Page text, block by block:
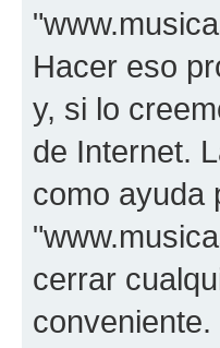
Hacer eso
y, si lo
de Internet.
como ayuda
cerrar